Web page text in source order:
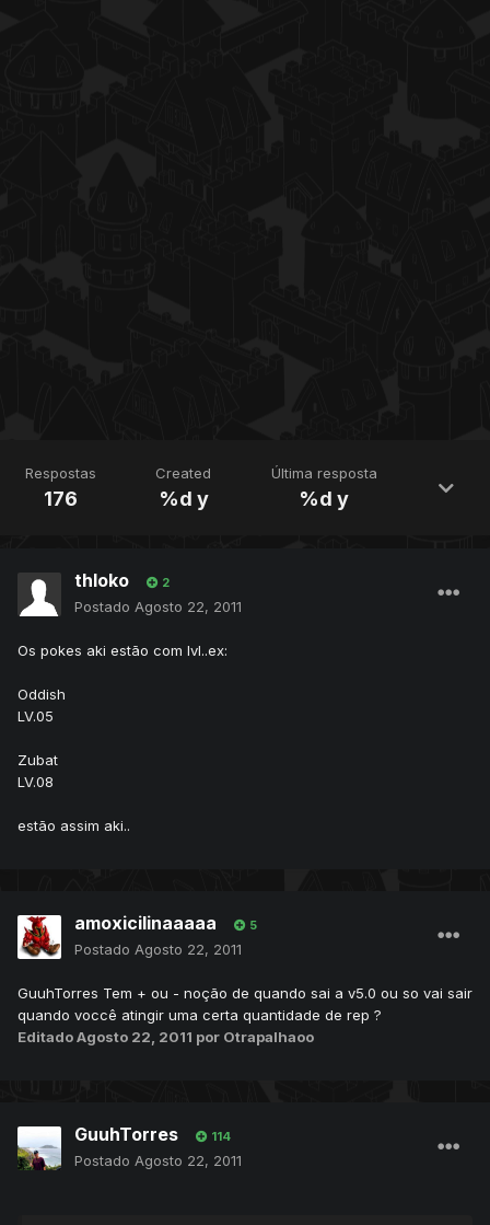
Respostas
176
Created
%d y
Última resposta
%d y
thloko 2
Postado Agosto 22, 2011
Os pokes aki estão com lvl..ex:
Oddish
LV.05
Zubat
LV.08
estão assim aki..
amoxicilinaaaaa 5
Postado Agosto 22, 2011
GuuhTorres Tem + ou - noção de quando sai a v5.0 ou so vai sair
quando voccê atingir uma certa quantidade de rep ?
EditadoAgosto 22, 2011 por Otrapalhaoo
GuuhTorres 114
Postado Agosto 22, 2011